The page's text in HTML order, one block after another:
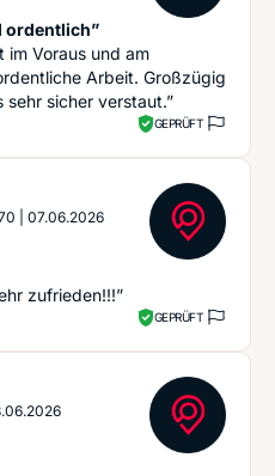
ordentlich”
im Voraus und am
Arbeit. Großzügig
sicher verstaut.”
GEPRÜFT
07.06.2026
zufrieden!!!”
GEPRÜFT